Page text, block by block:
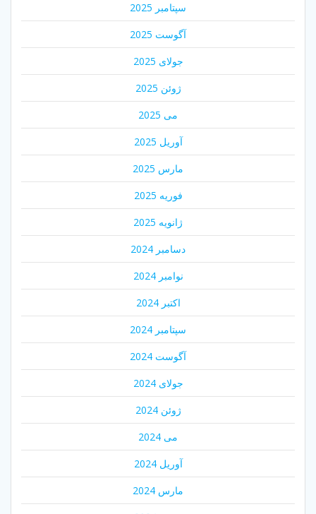
سپتامبر 2025
آگوست 2025
جولای 2025
ژوئن 2025
می 2025
آوریل 2025
مارس 2025
فوریه 2025
ژانویه 2025
دسامبر 2024
نوامبر 2024
اکتبر 2024
سپتامبر 2024
آگوست 2024
جولای 2024
ژوئن 2024
می 2024
آوریل 2024
مارس 2024